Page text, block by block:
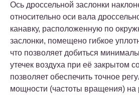
Ось дроссельной заслонки
относительно оси вала
канавку, расположенную по
заслонки, помещено гибкое
что позволяет добиться
утечек воздуха при её закрытом
позволяет обеспечить точное
мощности (частоты вращения) на